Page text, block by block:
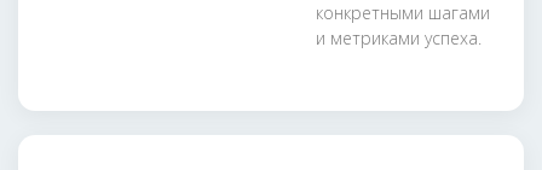
конкретными шагами
и метриками успеха.